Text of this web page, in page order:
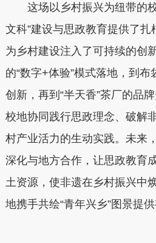
这场以乡村振兴为纽带的校
文科”建设与思政教育提供了
为乡村建设注入了可持续的创
的“数字+体验”模式落地，到
创新，再到“半天香”茶厂的品
校地协同践行思政理念、破解
村产业活力的生动实践。未来
深化与地方合作，让思政教育
土资源，使非遗在乡村振兴中
地携手共绘“青年兴乡”图景提供